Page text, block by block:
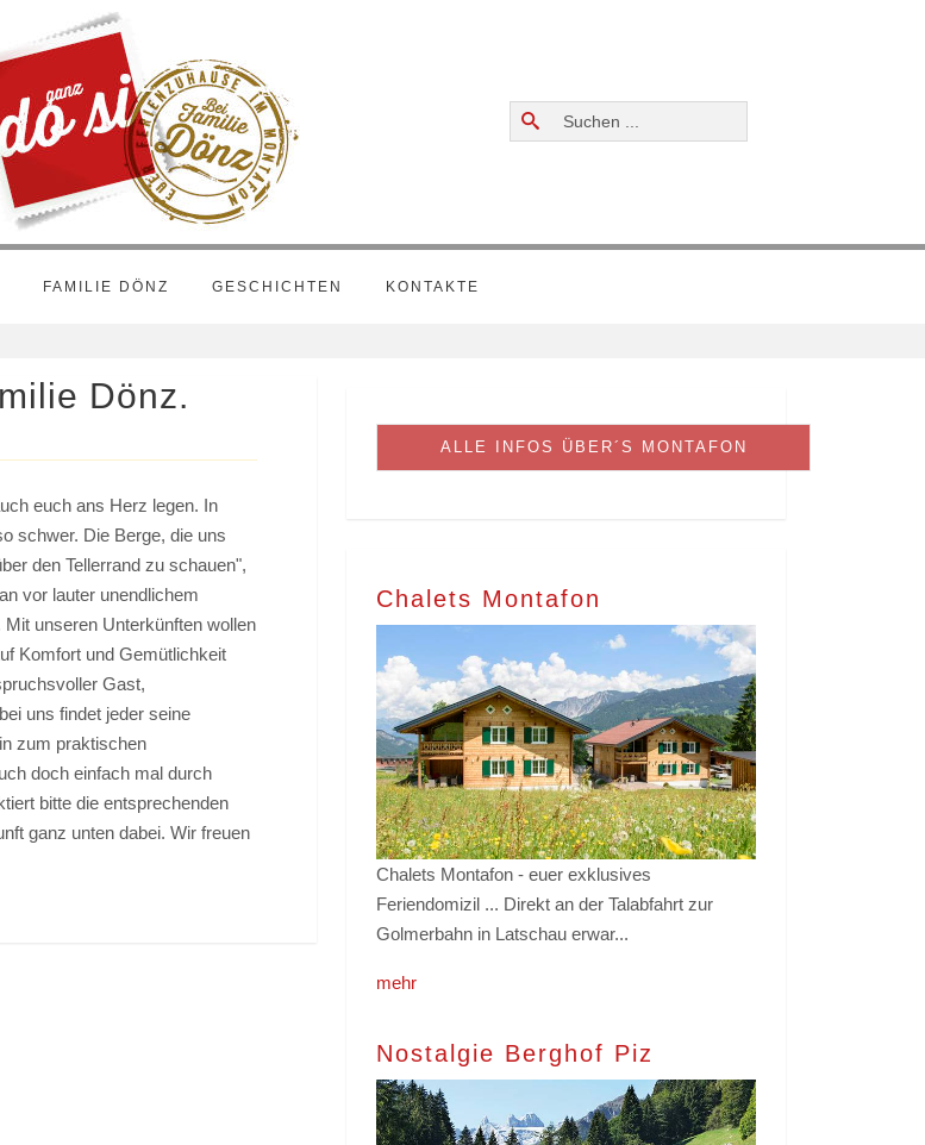
Suchen
...
FAMILIE DÖNZ GESCHICHTEN KONTAKTE
ALLE INFOS ÜBER´S MONTAFON
Chalets Montafon
Chalets Montafon - euer exklusives
Feriendomizil ... Direkt an der Talabfahrt zur
Golmerbahn in Latschau erwar...
mehr
Nostalgie Berghof Piz
Dönz.
euch ans Herz legen. In
schwer. Die Berge, die uns
den Tellerrand zu schauen",
vor lauter unendlichem
unseren Unterkünften wollen
Komfort und Gemütlichkeit
Gast,
uns findet jeder seine
zum praktischen
doch einfach mal durch
bitte die entsprechenden
ganz unten dabei. Wir freuen